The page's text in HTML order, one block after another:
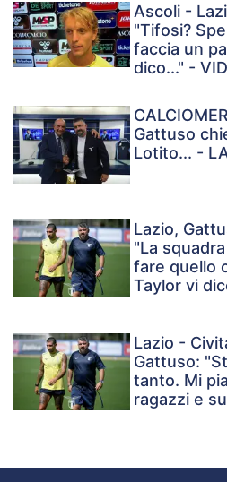
Ascoli -
"Tifosi?
faccia un
dico..." -
Gattuso
Lotito... -
Lazio,
"La
fare quello
Taylor vi
Lazio -
Gattuso:
tanto. Mi
ragazzi e